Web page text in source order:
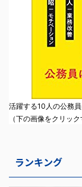
活躍する10人の公務
（下の画像をクリッ
ランキング